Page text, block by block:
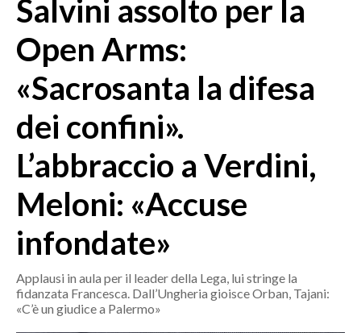
MEDIO CAMPIDANO
SASSARI E PROVINCIA
GALLURA
NUORO E PROVINCIA
OGLIASTRA
AGENDA
CRONACA
ITALIA
MONDO
POLITICA
ECONOMIA
Salvini assolto per la
Open Arms:
«Sacrosanta la difesa
dei confini».
L’abbraccio a Verdini,
Meloni: «Accuse
infondate»
Applausi in aula per il leader della Lega, lui stringe la
fidanzata Francesca. Dall’Ungheria gioisce Orban, Tajani:
«C’è un giudice a Palermo»